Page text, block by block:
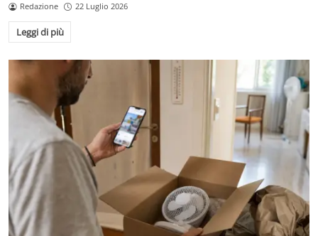
Redazione 22 Luglio 2026
Leggi di più